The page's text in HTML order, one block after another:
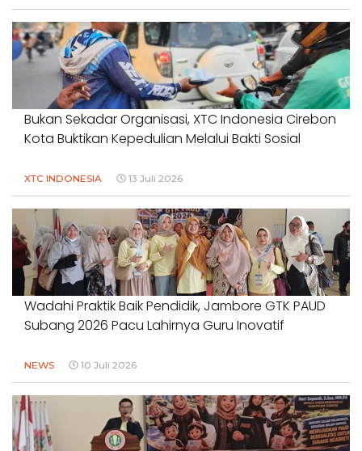
Bukan Sekadar Organisasi, XTC Indonesia Cirebon
Kota Buktikan Kepedulian Melalui Bakti Sosial
XTC INDONESIA 13 Juli 2026
Wadahi Praktik Baik Pendidik, Jambore GTK PAUD
Subang 2026 Pacu Lahirnya Guru Inovatif
NEWS 10 Juli 2026